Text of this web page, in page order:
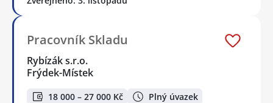
Pracovník Skladu
Rybízák s.r.o.
Frýdek-Místek
18 000 – 27 000 Kč Plný úvazek